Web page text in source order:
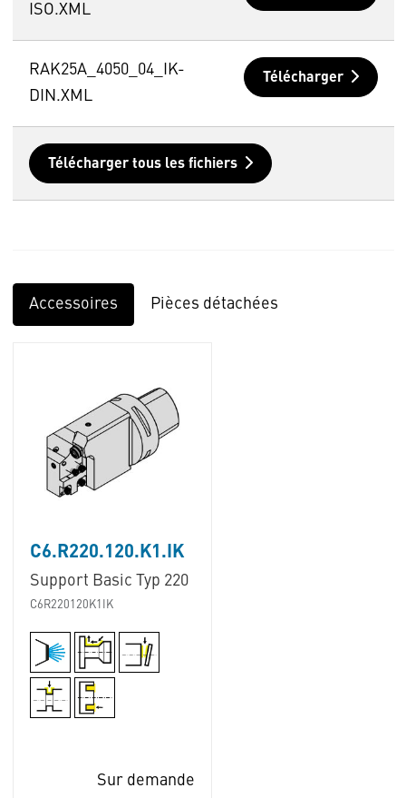
ISO.XML
RAK25A_4050_04_IK-
DIN.XML
Télécharger
Télécharger tous les fichiers
Accessoires Pièces détachées
C6.R220.120.K1.IK
Support Basic Typ 220
C6R220120K1IK
Sur demande